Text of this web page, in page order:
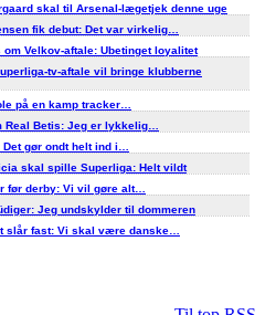
skal til Arsenal-lægetjek denne uge
fik debut: Det var virkelig…
om Velkov-aftale: Ubetinget loyalitet
tv-aftale vil bringe klubberne
på en kamp tracker…
Real Betis: Jeg er lykkelig…
Det gør ondt helt ind i…
skal spille Superliga: Helt vildt
før derby: Vi vil gøre alt…
Jeg undskylder til dommeren
slår fast: Vi skal være danske…